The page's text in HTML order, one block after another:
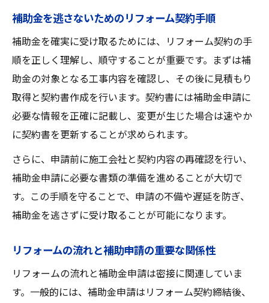
リフォーム契約で補助金を最大化する戦略
補助金を得るためのリフォーム契約活用法
リフォーム契約内容が決め手の補助金活用
術
契約内容を見直して補助金最大化を狙う方
法
補助金を最大限受けるリフォーム契約の工
夫
知多郡美浜町で注目されるリフォーム実例集
リフォーム契約内容から生まれた成功実例
紹介
説
リフォーム契約で工事費用を抑えた実例の
魅力
補助金を逃さないためのリフォーム契約手順
補助金を確実に受け取るためには、リフォーム契約の手
順を正しく理解し、順守することが重要です。まずは補
助金の対象となる工事内容を確認し、その後に見積もり
取得と契約書作成を行います。契約書には補助金申請に
必要な情報を正確に記載し、変更が生じた場合は速やか
に契約書を更新することが求められます。
さらに、申請前に施工会社と契約内容の再確認を行い、
補助金申請に必要な書類の準備を進めることが大切で
す。この手順を守ることで、申請の不備や遅延を防ぎ、
補助金を逃さずに受け取ることが可能になります。
リフォームの流れと補助申請の重要な関係性
リフォームの流れと補助金申請は密接に関連していま
す。一般的には、補助金申請はリフォーム契約締結後、